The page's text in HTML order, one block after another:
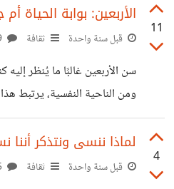
باختلاف المكان أو الناس: هادئ
عدواني إذا وُضع تحت ضغط، هذه
النفسي والاجتماعي. من منظور
"وجه" لا يعني مرضًا نفسيًا
الإنسان
11
الأربعين: بوابة الحياة أم
قبل سنة واحدة ثقافة
سن الأربعين غالبًا ما يُنظر
ومن الناحية النفسية، يرتبط
حيث يبدأ الفرد في إعادة تقييم
من أهدافه، قد يشعر البعض
حقيقة أن الوقت ليس مفتوحًا
4
لماذا ننسى ونتذكر أننا
قبل سنة واحدة ثقافة